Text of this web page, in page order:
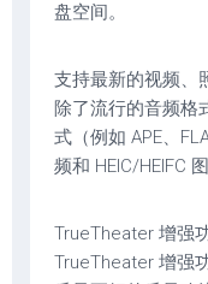
盘空间。
支持最新的视频、
除了流行的音频格
式（例如 APE、
频和 HEIC/HEIFC
TrueTheater 增强
TrueTheater 增强